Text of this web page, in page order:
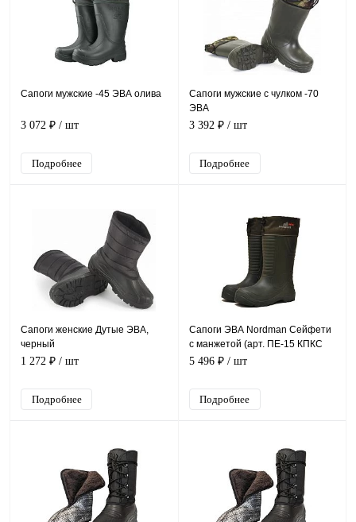
Сапоги мужские -45 ЭВА олива
3 072 ₽ / шт
Подробнее
Сапоги мужские с чулком -70
ЭВА
3 392 ₽ / шт
Подробнее
Сапоги женские Дутые ЭВА,
черный
1 272 ₽ / шт
Подробнее
Сапоги ЭВА Nordman Сейфети
с манжетой (арт. ПЕ-15 КПКС
УММ, 5-192-G02)
5 496 ₽ / шт
Подробнее